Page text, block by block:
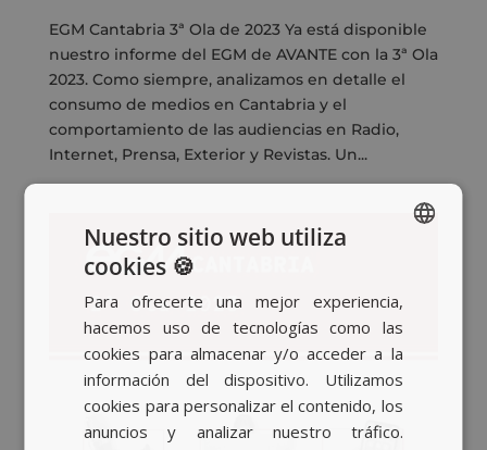
EGM Cantabria 3ª Ola de 2023 Ya está disponible
nuestro informe del EGM de AVANTE con la 3ª Ola
2023. Como siempre, analizamos en detalle el
consumo de medios en Cantabria y el
comportamiento de las audiencias en Radio,
Internet, Prensa, Exterior y Revistas. Un...
BASQUE
ENGLISH
Nuestro sitio web utiliza
cookies 🍪
Para ofrecerte una mejor experiencia,
hacemos uso de tecnologías como las
cookies para almacenar y/o acceder a la
información del dispositivo. Utilizamos
cookies para personalizar el contenido, los
anuncios y analizar nuestro tráfico.